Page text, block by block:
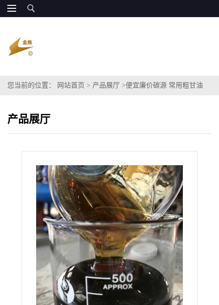
您当前的位置： 网站首页 > 产品展厅 >便宜廉价碳源 常用粗甘油
产品展厅